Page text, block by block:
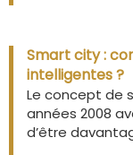
Smart city :
intelligentes ?
Le concept de
années 2008
d’être